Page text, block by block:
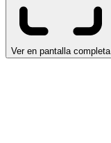
Ver en pantalla completa